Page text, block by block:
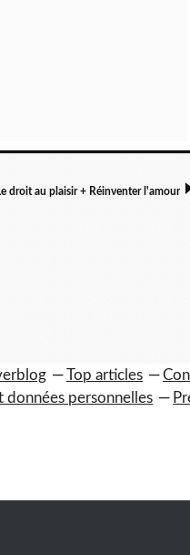
droit au plaisir + Réinventer l'amour
Top articles
données personnelles